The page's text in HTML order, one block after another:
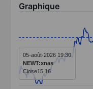
Graphique
Line chart with
The chart has 1 X
The chart has 1 Y
05-août-2026 19:30
NEWT:xnas
Close15,16